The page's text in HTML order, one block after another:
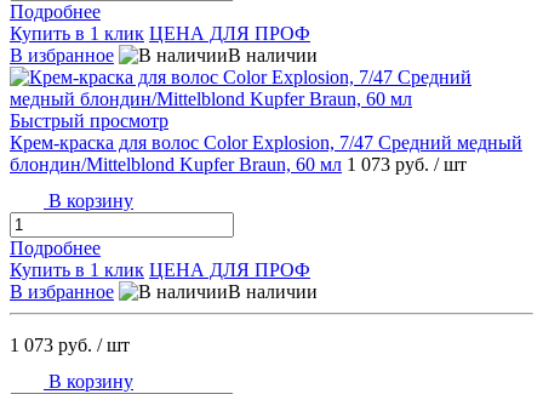
Подробнее
Купить в 1 клик ЦЕНА ДЛЯ ПРОФ
В избранное
В наличии
Быстрый просмотр
Крем-краска для волос Color Explosion, 7/47 Средний медный
блондин/Mittelblond Kupfer Braun, 60 мл 1 073 руб. / шт
В корзину
Подробнее
Купить в 1 клик ЦЕНА ДЛЯ ПРОФ
В избранное
В наличии
1 073 руб. / шт
В корзину